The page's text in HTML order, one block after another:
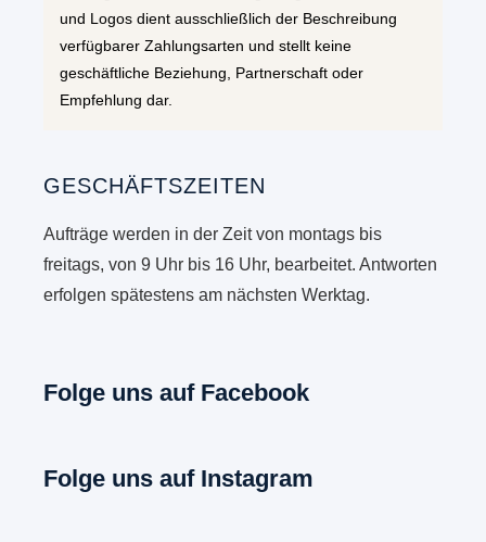
und Logos dient ausschließlich der Beschreibung
verfügbarer Zahlungsarten und stellt keine
geschäftliche Beziehung, Partnerschaft oder
Empfehlung dar.
GESCHÄFTSZEITEN
Aufträge werden in der Zeit von montags bis
freitags, von 9 Uhr bis 16 Uhr, bearbeitet. Antworten
erfolgen spätestens am nächsten Werktag.
Folge uns auf Facebook
Folge uns auf Instagram